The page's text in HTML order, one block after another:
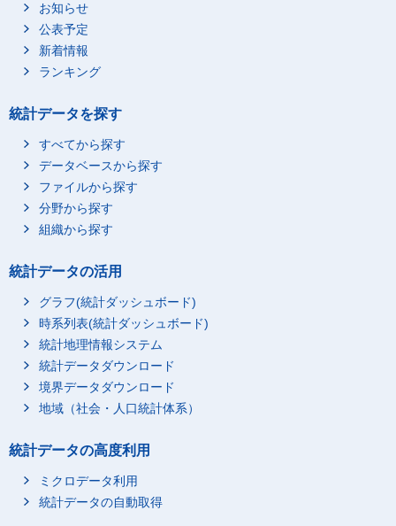
お知らせ
公表予定
新着情報
ランキング
統計データを探す
すべてから探す
データベースから探す
ファイルから探す
分野から探す
組織から探す
統計データの活用
グラフ(統計ダッシュボード)
時系列表(統計ダッシュボード)
統計地理情報システム
統計データダウンロード
境界データダウンロード
地域（社会・人口統計体系）
統計データの高度利用
ミクロデータ利用
統計データの自動取得